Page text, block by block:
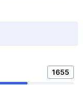
1655